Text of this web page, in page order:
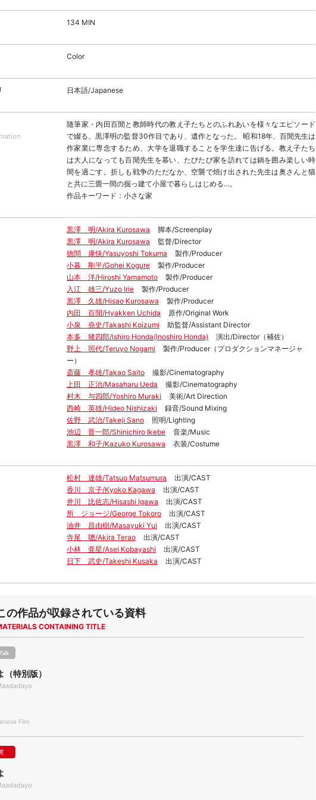
134 MIN
Color
日本語/Japanese
随筆家・内田百閒と教師時代の教え子たちとのふれあいを様々なエピソード
で綴る。黒澤明の監督30作目であり、遺作となった。 昭和18年、百閒先生は
作家業に専念するため、大学を退職することを学生達に告げる。教え子たち
は大人になっても百閒先生を慕い、たびたび家を訪れては鍋を囲み楽しい時
間を過ごす。折しも戦争のただなか、空襲で焼け出された先生は奥さんと猫
と共に三畳一間の掘っ建て小屋で暮らしはじめる…。
作品キーワード：小さな家
黒澤 明/Akira Kurosawa
脚本/Screenplay
黒澤 明/Akira Kurosawa
監督/Director
徳間 康快/Yasuyoshi Tokuma
製作/Producer
小暮 剛平/Gohei Kogure
製作/Producer
山本 洋/Hiroshi Yamamoto
製作/Producer
入江 雄三/Yuzo Irie
製作/Producer
黒澤 久雄/Hisao Kurosawa
製作/Producer
内田 百閒/Hyakken Uchida
原作/Original Work
小泉 堯史/Takashi Koizumi
助監督/Assistant Director
本多 猪四郎/Ishiro Honda(Inoshiro Honda)
演出/Director（補佐）
野上 照代/Teruyo Nogami
製作/Producer（プロダクションマネージャ
ー）
斎藤 孝雄/Takao Saito
撮影/Cinematography
上田 正治/Masaharu Ueda
撮影/Cinematography
村木 与四郎/Yoshiro Muraki
美術/Art Direction
西崎 英雄/Hideo Nishizaki
録音/Sound Mixing
佐野 武治/Takeji Sano
照明/Lighting
池辺 晋一郎/Shinichiro Ikebe
音楽/Music
黒澤 和子/Kazuko Kurosawa
衣装/Costume
松村 達雄/Tatsuo Matsumura
出演/CAST
香川 京子/Kyoko Kagawa
出演/CAST
井川 比佐志/Hisashi Igawa
出演/CAST
所 ジョージ/George Tokoro
出演/CAST
油井 昌由樹/Masayuki Yui
出演/CAST
寺尾 聰/Akira Terao
出演/CAST
小林 亜星/Asei Kobayashi
出演/CAST
日下 武史/Takeshi Kusaka
出演/CAST
の作品が収録されている資料
CONTAINING TITLE
み
（特別版）
Film